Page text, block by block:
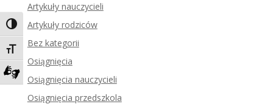
Toggle High Contrast
Toggle Font size
Zadzwoń do tłumacza języka migowego
Artykuły nauczycieli
Artykuły rodziców
Bez kategorii
Osiągnięcia
Osiągnięcia nauczycieli
Osiągnięcia przedszkola